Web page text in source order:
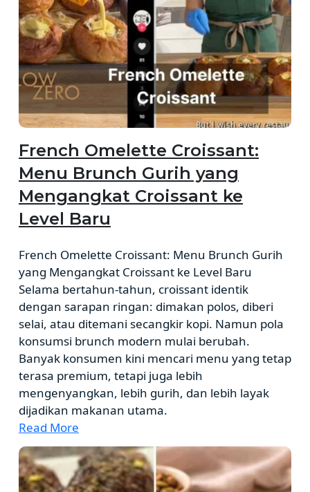
French Omelette Croissant:
Menu Brunch Gurih yang
Mengangkat Croissant ke
Level Baru
French Omelette Croissant: Menu Brunch Gurih
yang Mengangkat Croissant ke Level Baru
Selama bertahun-tahun, croissant identik
dengan sarapan ringan: dimakan polos, diberi
selai, atau ditemani secangkir kopi. Namun pola
konsumsi brunch modern mulai berubah.
Banyak konsumen kini mencari menu yang tetap
terasa premium, tetapi juga lebih
mengenyangkan, lebih gurih, dan lebih layak
dijadikan makanan utama.
Read More